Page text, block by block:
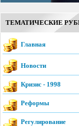
ТЕМАТИЧЕСКИЕ
Главная
Новости
Кризис - 1998
Реформы
Регулирование